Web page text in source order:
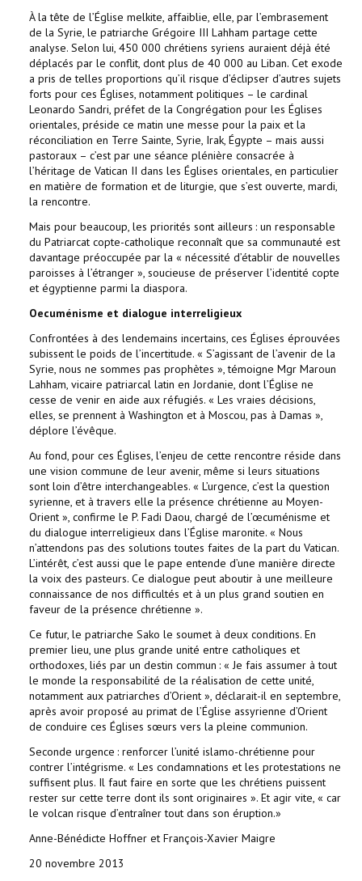
À la tête de l’Église melkite, affaiblie, elle, par l’embrasement
de la Syrie, le patriarche Grégoire III Lahham partage cette
analyse. Selon lui, 450 000 chrétiens syriens auraient déjà été
déplacés par le conflit, dont plus de 40 000 au Liban. Cet exode
a pris de telles proportions qu’il risque d’éclipser d’autres sujets
forts pour ces Églises, notamment politiques – le cardinal
Leonardo Sandri, préfet de la Congrégation pour les Églises
orientales, préside ce matin une messe pour la paix et la
réconciliation en Terre Sainte, Syrie, Irak, Égypte – mais aussi
pastoraux – c’est par une séance plénière consacrée à
l’héritage de Vatican II dans les Églises orientales, en particulier
en matière de formation et de liturgie, que s’est ouverte, mardi,
la rencontre.
Mais pour beaucoup, les priorités sont ailleurs : un responsable
du Patriarcat copte-catholique reconnaît que sa communauté est
davantage préoccupée par la « nécessité d’établir de nouvelles
paroisses à l’étranger », soucieuse de préserver l’identité copte
et égyptienne parmi la diaspora.
Oecuménisme et dialogue interreligieux
Confrontées à des lendemains incertains, ces Églises éprouvées
subissent le poids de l’incertitude. « S’agissant de l’avenir de la
Syrie, nous ne sommes pas prophètes », témoigne Mgr Maroun
Lahham, vicaire patriarcal latin en Jordanie, dont l’Église ne
cesse de venir en aide aux réfugiés. « Les vraies décisions,
elles, se prennent à Washington et à Moscou, pas à Damas »,
déplore l’évêque.
Au fond, pour ces Églises, l’enjeu de cette rencontre réside dans
une vision commune de leur avenir, même si leurs situations
sont loin d’être interchangeables. « L’urgence, c’est la question
syrienne, et à travers elle la présence chrétienne au Moyen-
Orient », confirme le P. Fadi Daou, chargé de l’œcuménisme et
du dialogue interreligieux dans l’Église maronite. « Nous
n’attendons pas des solutions toutes faites de la part du Vatican.
L’intérêt, c’est aussi que le pape entende d’une manière directe
la voix des pasteurs. Ce dialogue peut aboutir à une meilleure
connaissance de nos difficultés et à un plus grand soutien en
faveur de la présence chrétienne ».
Ce futur, le patriarche Sako le soumet à deux conditions. En
premier lieu, une plus grande unité entre catholiques et
orthodoxes, liés par un destin commun : « Je fais assumer à tout
le monde la responsabilité de la réalisation de cette unité,
notamment aux patriarches d’Orient », déclarait-il en septembre,
après avoir proposé au primat de l’Église assyrienne d’Orient
de conduire ces Églises sœurs vers la pleine communion.
Seconde urgence : renforcer l’unité islamo-chrétienne pour
contrer l’intégrisme. « Les condamnations et les protestations ne
suffisent plus. Il faut faire en sorte que les chrétiens puissent
rester sur cette terre dont ils sont originaires ». Et agir vite, « car
le volcan risque d’entraîner tout dans son éruption.»
Anne-Bénédicte Hoffner et François-Xavier Maigre
20 novembre 2013